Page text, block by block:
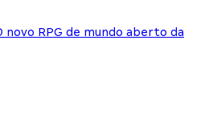
novo RPG de mundo aberto da